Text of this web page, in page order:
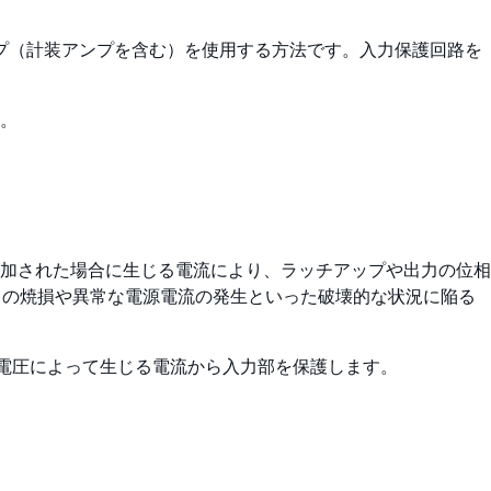
計装アンプを含む）を使用する方法です。入力保護回路を
された場合に生じる電流により、ラッチアップや出力の位相
焼損や異常な電源電流の発生といった破壊的な状況に陥る
によって生じる電流から入力部を保護します。